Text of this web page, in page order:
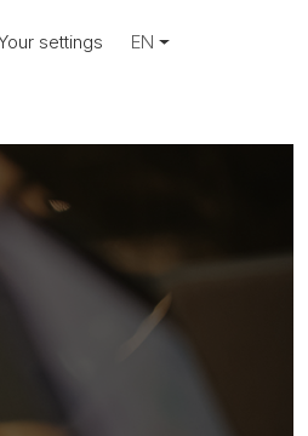
settings EN